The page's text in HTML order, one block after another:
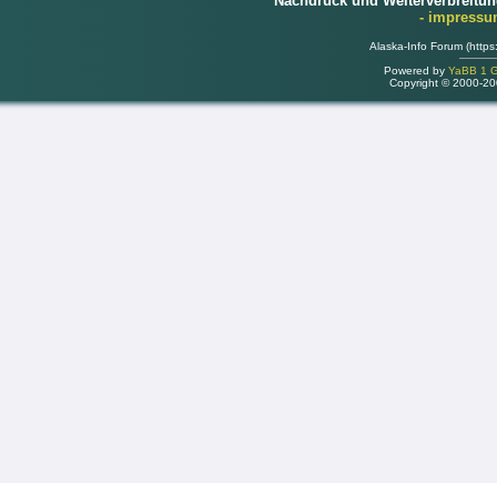
-
Alaska-Info Forum
Powered by YaBB 1
Copyright © 2000-